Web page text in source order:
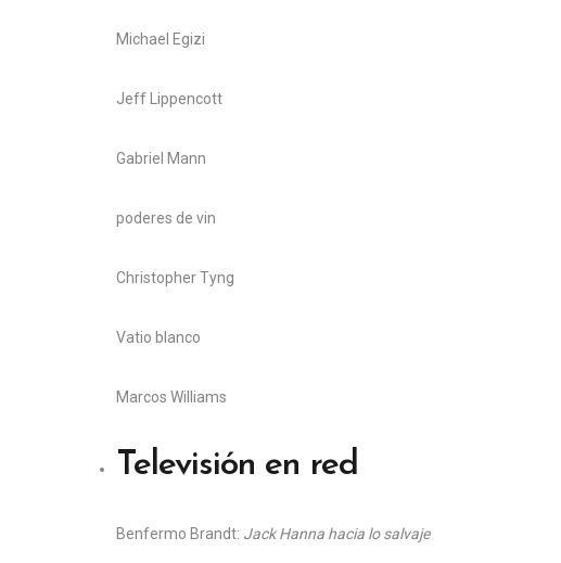
Michael Egizi
Jeff Lippencott
Gabriel Mann
poderes de vin
Christopher Tyng
Vatio blanco
Marcos Williams
Televisión en red
Benfermo Brandt: Jack Hanna hacia lo salvaje